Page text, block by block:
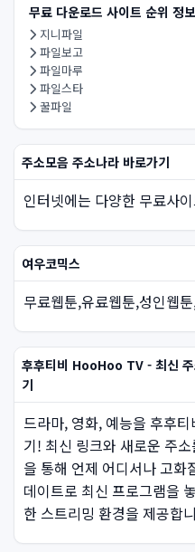
무료 다운로드 사이트 순위 정
지니파일
파일보고
파일마루
파일스타
꿀파일
주소모음 주소나라 바로가기
인터넷에는 다양한 무료사
여우코믹스
무료웹툰,유료웹툰,성인웹
후후티비 HooHoo TV - 최신
기
드라마, 영화, 예능을 후후
기! 최신 링크와 새로운 주
을 통해 언제 어디서나 고화
데이트로 최신 프로그램을
한 스트리밍 환경을 제공합